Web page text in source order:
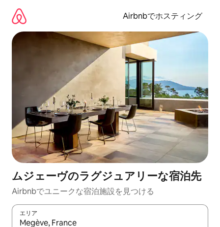
Airbnbでホスティング
ムジェーヴのラグジュアリーな宿泊先
Airbnbでユニークな宿泊施設を見つける
エリア
検索結果が表示されたら、上下の矢印キーを使って移動するか